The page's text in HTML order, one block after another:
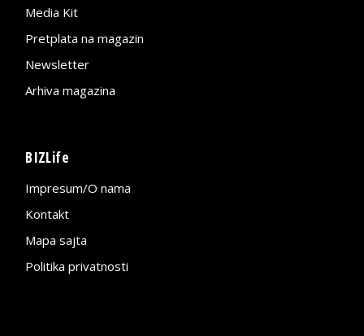
Media Kit
Pretplata na magazin
Newsletter
Arhiva magazina
BIZLife
Impresum/O nama
Kontakt
Mapa sajta
Politika privatnosti